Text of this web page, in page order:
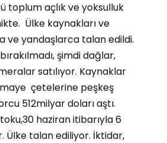
toplum açlık ve yoksulluk
Ülke kaynakları ve
ve yandaşlarca talan edildi.
şimdi dağlar,
satılıyor. Kaynaklar
çetelerine peşkeş
512milyar doları aştı.
haziran itibarıyla 6
Ülke talan ediliyor. İktidar,